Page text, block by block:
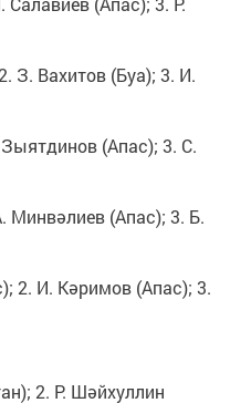
З. Вахитов (Буа); 3. И.
(Апас); 3. С.
Минвәлиев (Апас); 3. Б.
2. И. Кәримов (Апас); 3.
2. Р. Шәйхуллин